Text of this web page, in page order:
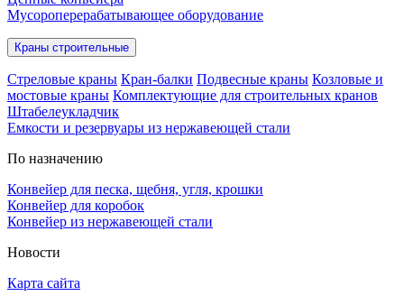
Мусороперерабатывающее оборудование
Краны строительные
Стреловые краны Кран-балки Подвесные краны Козловые и
мостовые краны Комплектующие для строительных кранов
Штабелеукладчик
Емкости и резервуары из нержавеющей стали
По назначению
Конвейер для песка, щебня, угля, крошки
Конвейер для коробок
Конвейер из нержавеющей стали
Новости
Карта сайта